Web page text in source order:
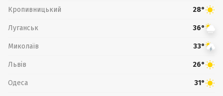
Кропивницький 28°
Луганськ 36°
Миколаїв 33°
Львів 26°
Одеса 31°